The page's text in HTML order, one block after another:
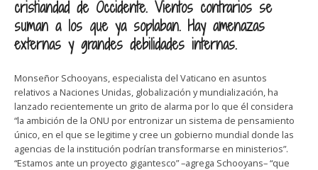
cristiandad de Occidente. Vientos contrarios se
suman a los que ya soplaban. Hay amenazas
externas y grandes debilidades internas.
Monseñor Schooyans, especialista del Vaticano en asuntos
relativos a Naciones Unidas, globalización y mundialización, ha
lanzado recientemente un grito de alarma por lo que él considera
“la ambición de la ONU por entronizar un sistema de pensamiento
único, en el que se legitime y cree un gobierno mundial donde las
agencias de la institución podrían transformarse en ministerios”.
“Estamos ante un proyecto gigantesco” –agrega Schooyans– “que